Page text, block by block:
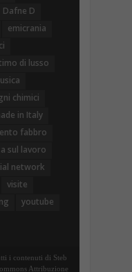
Dafne D
emicrania
di lusso
chimici
in Italy
fabbro
sul lavoro
network
visite
youtube
i contenuti di Steb
Attribuzione